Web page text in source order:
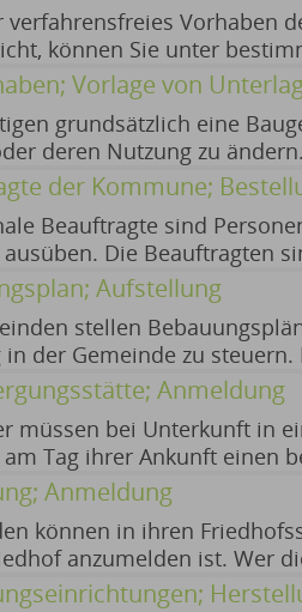
verfahrensfreies Vorhaben
können Sie unter
Eine isolierte Befreiung
17.11.2025
Vorlage von
grundsätzlich eine
deren Nutzung zu
von der
17.11.2025
der Kommune;
Beauftragte sind
Die Beauftragten
für Bürger und
Aufstellung
stellen
der Gemeinde zu
Festsetzungen und
Anmeldung
müssen bei Unterkunft in
am Tag ihrer Ankunft einen
Daten: Verpflichtungen
Anmeldung
können in ihren
anzumelden ist. Wer
ergeben sich aus der